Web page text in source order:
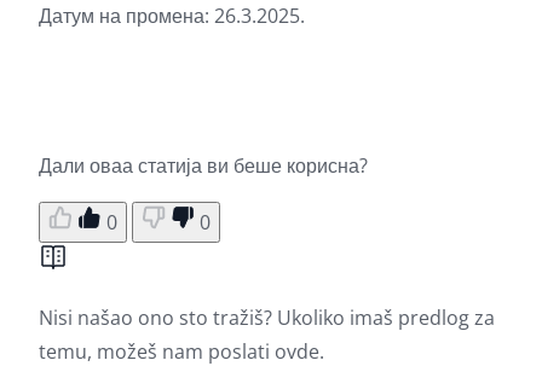
Датум на промена: 26.3.2025.
Дали оваа статија ви беше корисна?
0 0
Nisi našao ono sto tražiš? Ukoliko imaš predlog za
temu, možeš nam poslati ovde.